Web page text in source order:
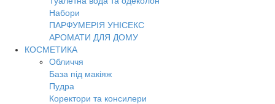
Набори
ПАРФУМЕРІЯ УНІСЕКС
АРОМАТИ ДЛЯ ДОМУ
КОСМЕТИКА
Обличчя
База під макіяж
Пудра
Коректори та консилери